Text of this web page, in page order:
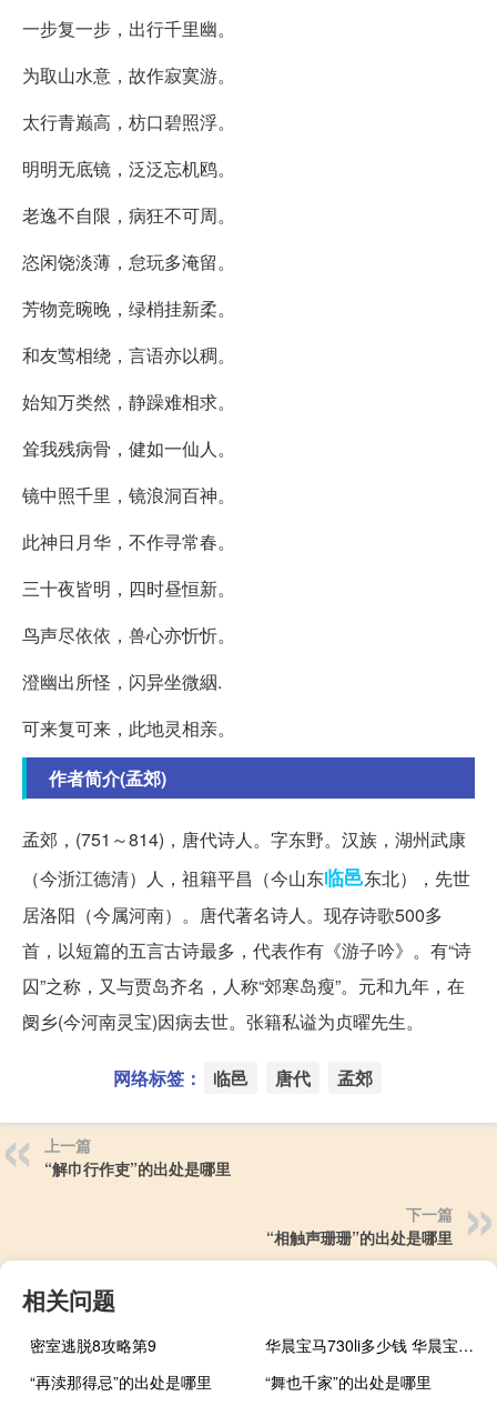
一步复一步，出行千里幽。
为取山水意，故作寂寞游。
太行青巅高，枋口碧照浮。
明明无底镜，泛泛忘机鸥。
老逸不自限，病狂不可周。
恣闲饶淡薄，怠玩多淹留。
芳物竞晼晚，绿梢挂新柔。
和友莺相绕，言语亦以稠。
始知万类然，静躁难相求。
耸我残病骨，健如一仙人。
镜中照千里，镜浪洞百神。
此神日月华，不作寻常春。
三十夜皆明，四时昼恒新。
鸟声尽依依，兽心亦忻忻。
澄幽出所怪，闪异坐微絪.
可来复可来，此地灵相亲。
作者简介(孟郊)
孟郊，(751～814)，唐代诗人。字东野。汉族，湖州武康
（今浙江德清）人，祖籍平昌（今山东临邑东北），先世
居洛阳（今属河南）。唐代著名诗人。现存诗歌500多
首，以短篇的五言古诗最多，代表作有《游子吟》。有“诗
囚”之称，又与贾岛齐名，人称“郊寒岛瘦”。元和九年，在
阌乡(今河南灵宝)因病去世。张籍私谥为贞曜先生。
网络标签： 临邑 唐代 孟郊
上一篇
“解巾行作吏”的出处是哪里
下一篇
“相触声珊珊”的出处是哪里
相关问题
密室逃脱8攻略第9
华晨宝马730li多少钱 华晨宝马730li多少钱
“再渎那得忌”的出处是哪里
“舞也千家”的出处是哪里